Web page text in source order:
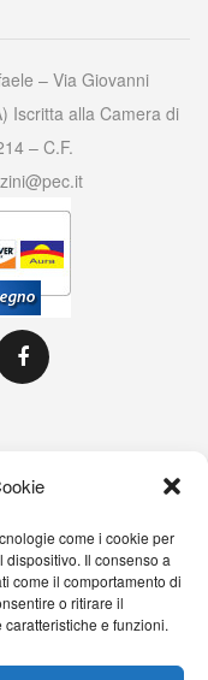
come i cookie per
Il consenso a
come il comportamento di
o ritirare il
e funzioni.
– Via Giovanni
Iscritta alla Camera di
– C.F.